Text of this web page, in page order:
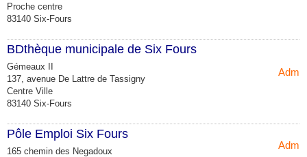
Proche centre
83140 Six-Fours
BDthèque municipale de Six Fours
Gémeaux II
137, avenue De Lattre de Tassigny
Centre Ville
83140 Six-Fours
Pôle Emploi Six Fours
165 chemin des Negadoux